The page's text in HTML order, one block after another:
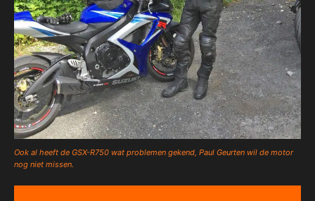
Ook al heeft de GSX-R750 wat problemen gekend, Paul Geurten wil de motor
nog niet missen.